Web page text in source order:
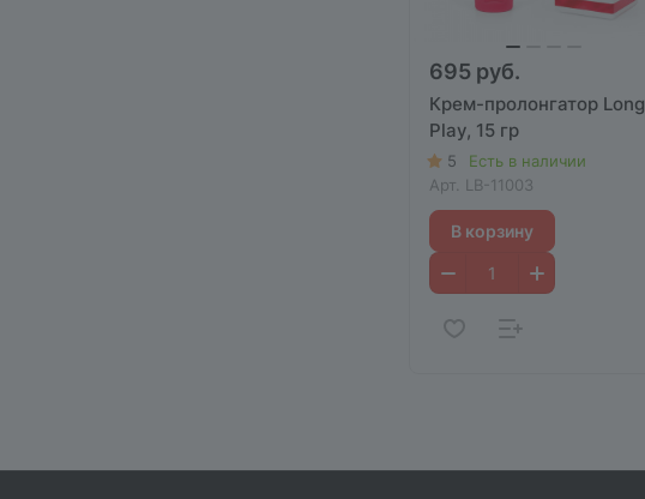
695 руб.
Крем-пролонгатор Long
Play, 15 гр
5
Есть в наличии
Арт. LB-11003
В корзину